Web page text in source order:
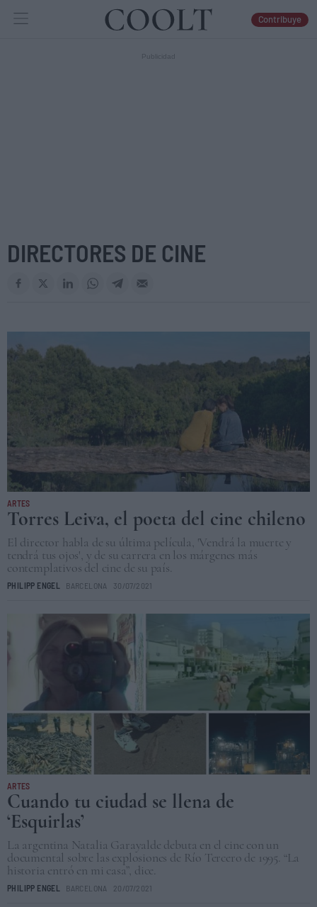
IDEAS
Contribuye
DIRECTORES DE CINE
ARTES
Torres Leiva, el poeta del cine chileno
El director habla de su última película, 'Vendrá la muerte y
tendrá tus ojos', y de su carrera en los márgenes más
contemplativos del cine de su país.
PHILIPP ENGEL BARCELONA 30/07/2021
ARTES
Cuando tu ciudad se llena de
‘Esquirlas’
La argentina Natalia Garayalde debuta en el cine con un
documental sobre las explosiones de Río Tercero de 1995. “La
historia entró en mi casa”, dice.
PHILIPP ENGEL BARCELONA 20/07/2021